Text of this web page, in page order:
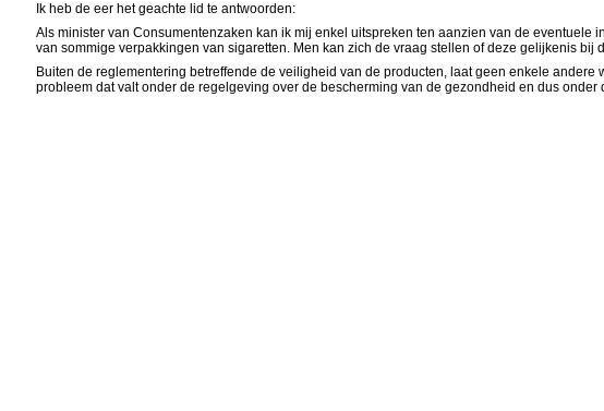
Ik heb de eer het geachte lid te antwoorden:
Als minister van Consumentenzaken kan ik mij enkel uitspreken ten aanzien van de
van sommige verpakkingen van sigaretten. Men kan zich de vraag stellen of deze gelijkenis
Buiten de reglementering betreffende de veiligheid van de producten, laat geen enkele
probleem dat valt onder de regelgeving over de bescherming van de gezondheid en dus